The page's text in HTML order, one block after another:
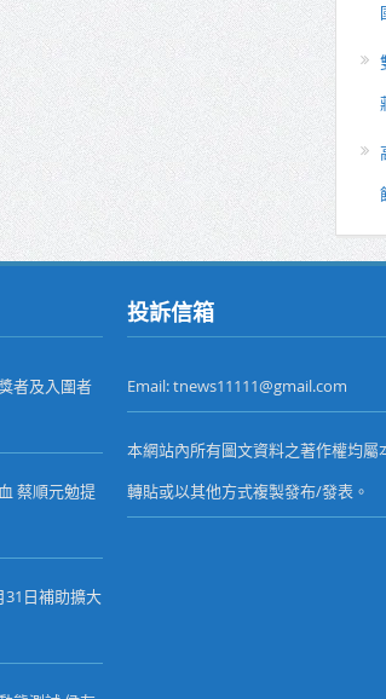
者及入圍者
蔡順元勉提
31日補助擴大
投訴信箱
Email: tnews11111@gmail.com
本網站內所有圖文資料之著作權均
轉貼或以其他方式複製發布/發表。